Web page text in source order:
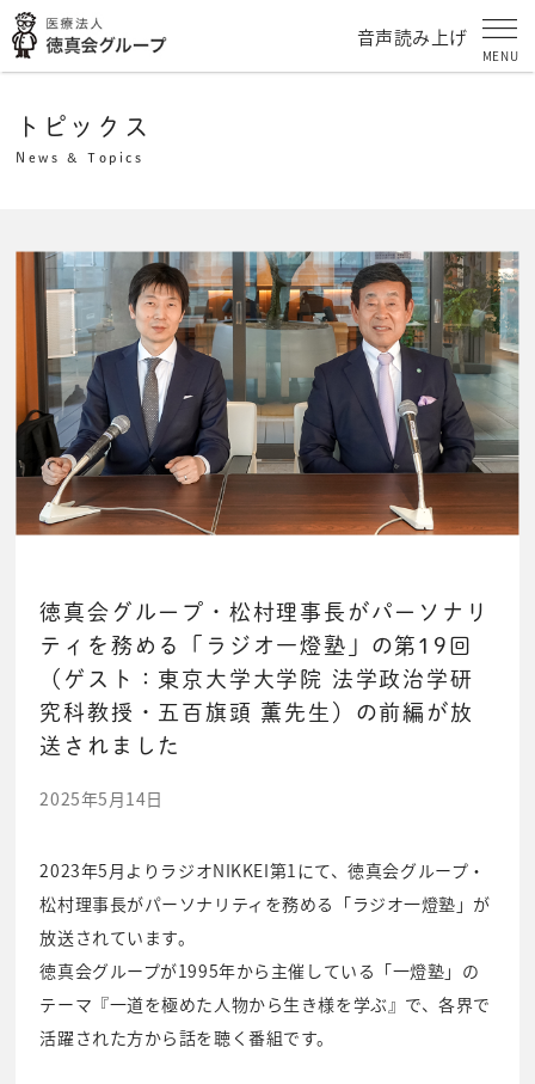
音声読み上げ
MENU
トピックス
News & Topics
徳真会グループ・松村理事長がパーソナリ
ティを務める「ラジオ一燈塾」の第19回
（ゲスト：東京大学大学院 法学政治学研
究科教授・五百旗頭 薫先生）の前編が放
送されました
2025年5月14日
2023年5月よりラジオNIKKEI第1にて、徳真会グループ・
松村理事長がパーソナリティを務める「ラジオ一燈塾」が
放送されています。
徳真会グループが1995年から主催している「一燈塾」の
テーマ『一道を極めた人物から生き様を学ぶ』で、各界で
活躍された方から話を聴く番組です。